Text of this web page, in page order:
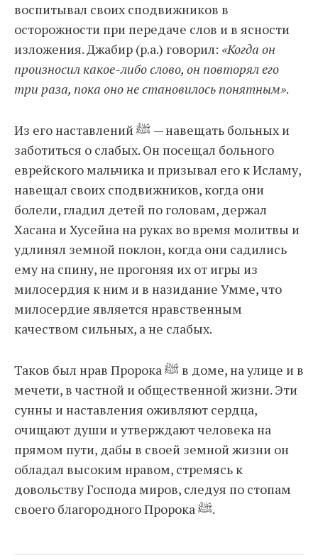
воспитывал своих сподвижников в
осторожности при передаче слов и в ясности
изложения. Джабир (р.а.) говорил: «Когда он
произносил какое-либо слово, он повторял его
три раза, пока оно не становилось понятным».
Из его наставлений ﷺ — навещать больных и
заботиться о слабых. Он посещал больного
еврейского мальчика и призывал его к Исламу,
навещал своих сподвижников, когда они
болели, гладил детей по головам, держал
Хасана и Хусейна на руках во время молитвы и
удлинял земной поклон, когда они садились
ему на спину, не прогоняя их от игры из
милосердия к ним и в назидание Умме, что
милосердие является нравственным
качеством сильных, а не слабых.
Таков был нрав Пророка ﷺ в доме, на улице и в
мечети, в частной и общественной жизни. Эти
сунны и наставления оживляют сердца,
очищают души и утверждают человека на
прямом пути, дабы в своей земной жизни он
обладал высоким нравом, стремясь к
довольству Господа миров, следуя по стопам
своего благородного Пророка ﷺ.